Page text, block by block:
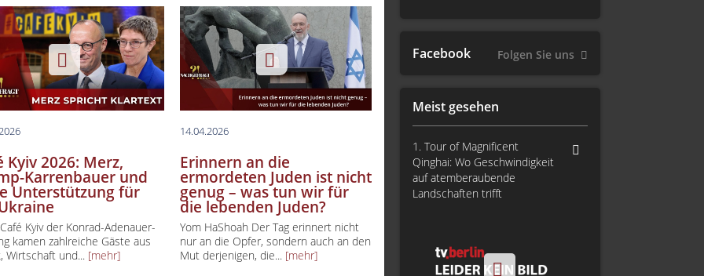
Kyiv 2026: Merz,
Karrenbauer und
Unterstützung für
Kyiv der Konrad-Adenauer-
kamen zahlreiche Gäste aus
Wirtschaft und... [mehr]
14.04.2026
Erinnern an die
ermordeten Juden ist nicht
genug – was tun wir für
die lebenden Juden?
Yom HaShoah Der Tag erinnert nicht
nur an die Opfer, sondern auch an den
Mut derjenigen, die... [mehr]
Meist gesehen
1. Tour of Magnificent
Qinghai: Wo Geschwindigkeit
auf atemberaubende
Landschaften trifft
Facebook Folgen Sie uns